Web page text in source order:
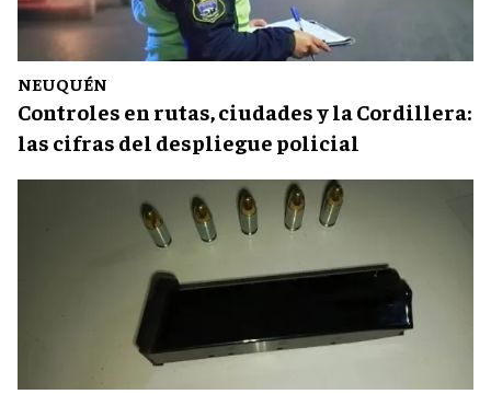
NEUQUÉN
Controles en rutas, ciudades y la Cordillera:
las cifras del despliegue policial